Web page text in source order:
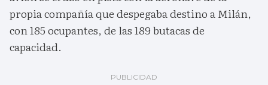
propia compañía que despegaba destino a Milán,
con 185 ocupantes, de las 189 butacas de
capacidad.